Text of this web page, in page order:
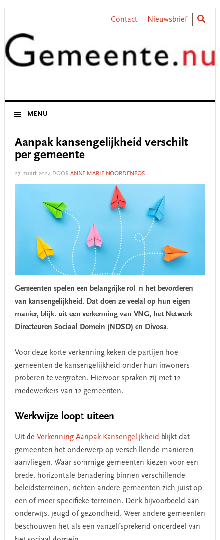
Skip
primary
navigation
Skip
content
Skip
primary
sidebar
Skip
footer
Contact Nieuwsbrief
MENU
Aanpak kansengelijkheid verschilt
per gemeente
27 maart 2024DOOR ANNE-MARIE NOORDENBOS
Gemeenten spelen een belangrijke rol in het bevorderen
van kansengelijkheid. Dat doen ze veelal op hun eigen
manier, blijkt uit een verkenning van VNG, het Netwerk
Directeuren Sociaal Domein (NDSD) en Divosa.
Voor deze korte verkenning keken de partijen hoe
gemeenten de kansengelijkheid onder hun inwoners
proberen te vergroten. Hiervoor spraken zij met 12
medewerkers van 12 gemeenten.
Werkwijze loopt uiteen
Uit de Verkenning Aanpak Kansengelijkheid blijkt dat
gemeenten het onderwerp op verschillende manieren
aanvliegen. Waar sommige gemeenten kiezen voor een
brede, horizontale benadering binnen verschillende
beleidsterreinen, richten andere gemeenten zich juist op
een of meer specifieke terreinen. Denk bijvoorbeeld aan
onderwijs, jeugd of gezondheid. Weer andere gemeenten
beschouwen het als een vanzelfsprekend onderdeel van